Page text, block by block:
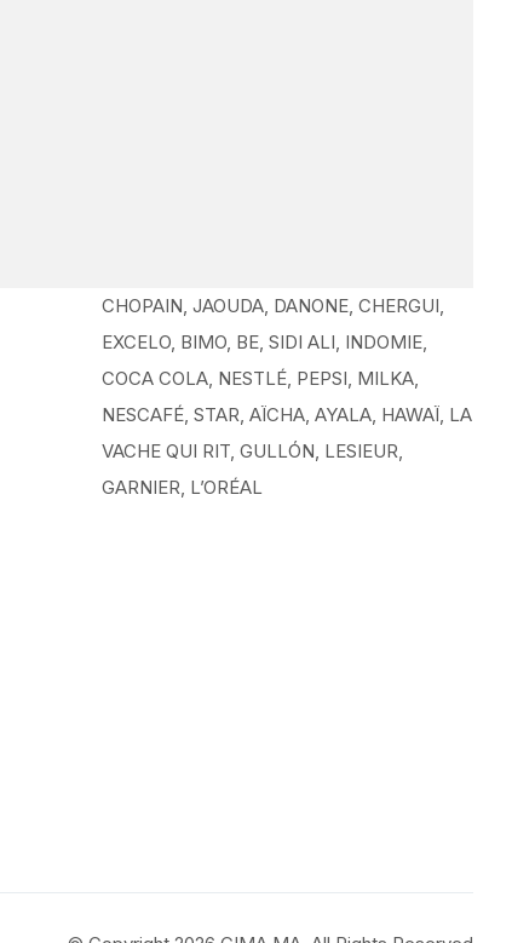
CHOPAIN, JAOUDA, DANONE, CHERGUI,
EXCELO, BIMO, BE, SIDI ALI, INDOMIE,
COCA COLA, NESTLÉ, PEPSI, MILKA,
NESCAFÉ, STAR, AÏCHA, AYALA, HAWAÏ, LA
VACHE QUI RIT, GULLÓN, LESIEUR,
GARNIER, L’ORÉAL